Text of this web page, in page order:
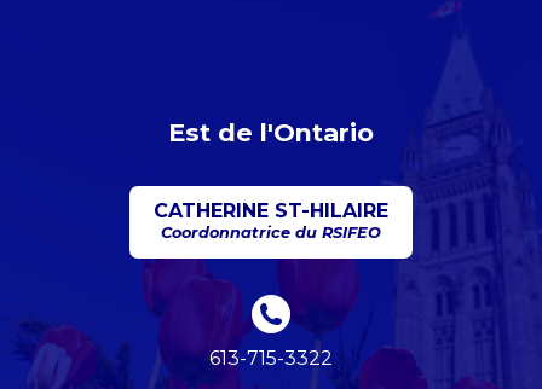
Est de l'Ontario
CATHERINE ST-HILAIRE
Coordonnatrice du RSIFEO
613-715-3322